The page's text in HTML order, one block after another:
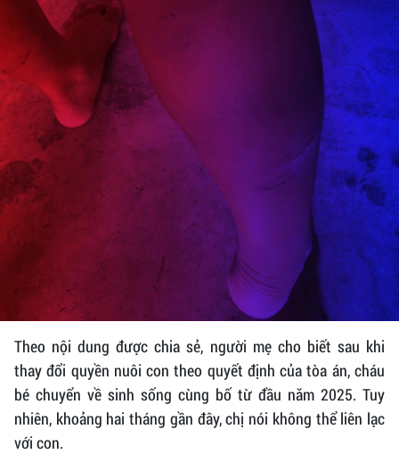
Theo nội dung được chia sẻ, người mẹ cho biết sau khi
thay đổi quyền nuôi con theo quyết định của tòa án, cháu
bé chuyển về sinh sống cùng bố từ đầu năm 2025. Tuy
nhiên, khoảng hai tháng gần đây, chị nói không thể liên lạc
với con.